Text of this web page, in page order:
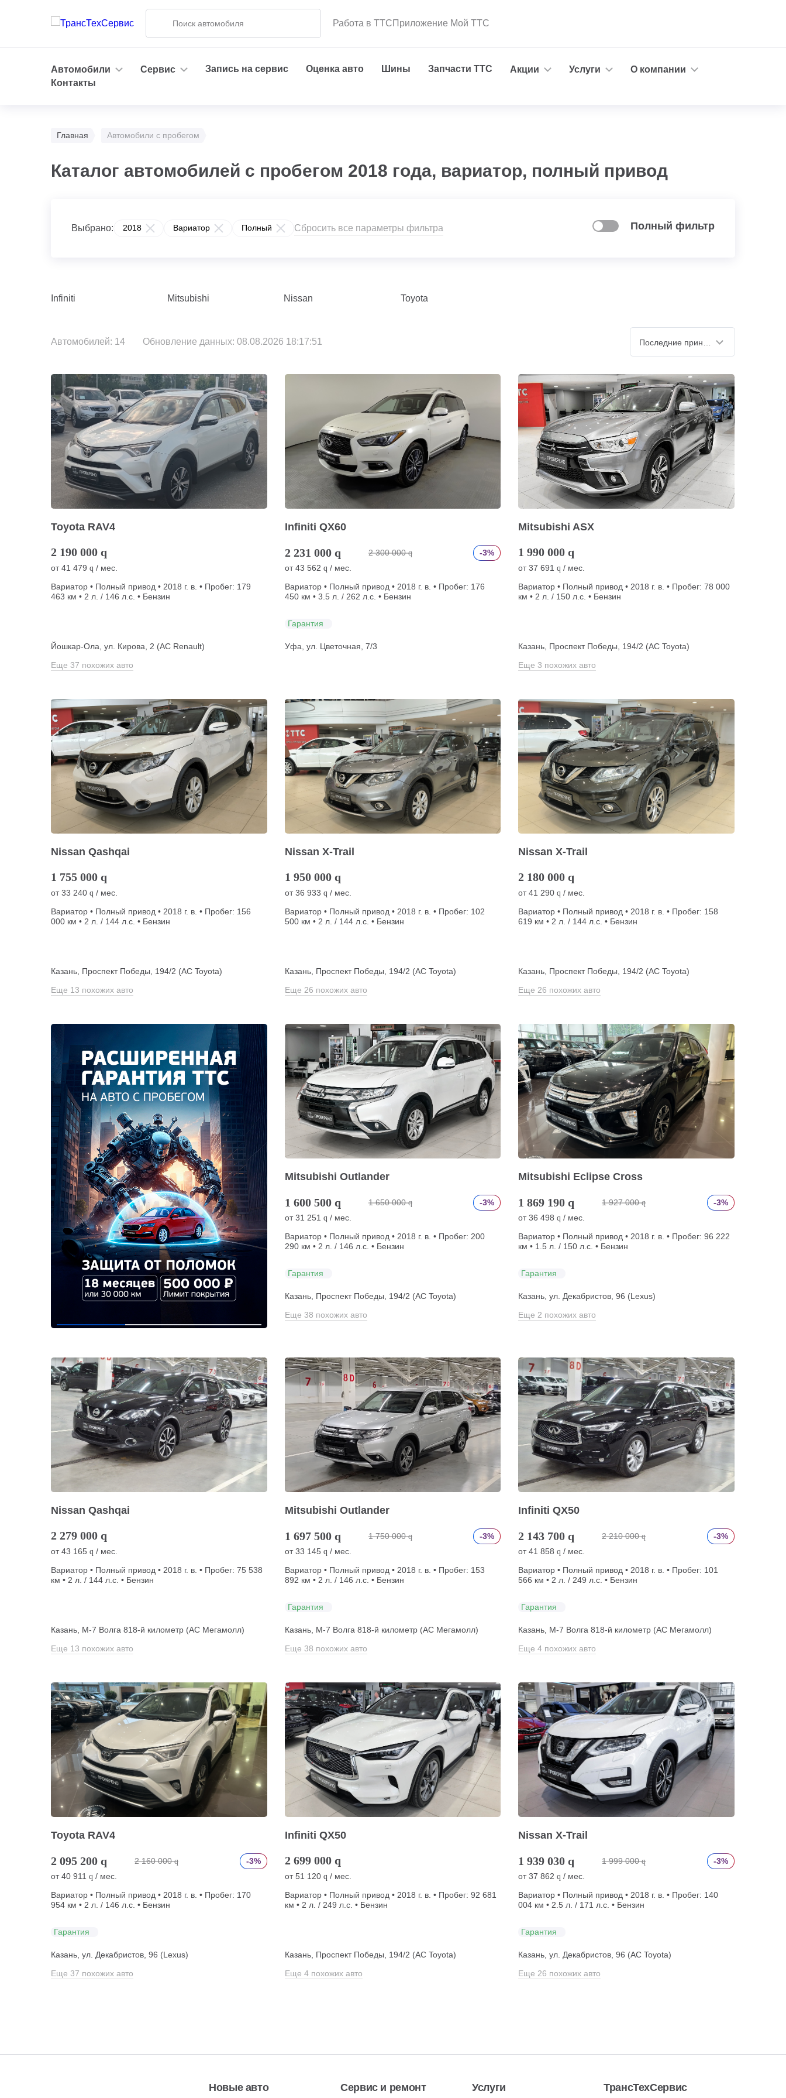
Работа в ТТСПриложение Мой ТТС
Автомобили Сервис Запись на сервис Оценка авто Шины Запчасти ТТС Акции Услуги
О компании
Контакты
Главная Автомобили с пробегом
Каталог автомобилей с пробегом 2018 года, вариатор, полный привод
Выбрано: 2018 Вариатор Полный Сбросить все параметры фильтра Полный фильтр
Infiniti Mitsubishi Nissan Toyota
Автомобилей: 14 Обновление данных: 08.08.2026 18:17:51
Toyota RAV4
2 190 000 q
от41 479 q / мес.
Вариатор • Полный привод • 2018 г. в. • Пробег: 179
463 км • 2 л. / 146 л.с. • Бензин
Йошкар-Ола, ул. Кирова, 2 (АС Renault)
Еще 37 похожих авто
Infiniti QX60
2 231 000 q 2 300 000 q
-3%
от43 562 q / мес.
Вариатор • Полный привод • 2018 г. в. • Пробег: 176
450 км • 3.5 л. / 262 л.с. • Бензин
Гарантия
Уфа, ул. Цветочная, 7/3
Mitsubishi ASX
1 990 000 q
от37 691 q / мес.
Вариатор • Полный привод • 2018 г. в. • Пробег: 78 000
км • 2 л. / 150 л.с. • Бензин
Казань, Проспект Победы, 194/2 (АС Toyota)
Еще 3 похожих авто
Nissan Qashqai
1 755 000 q
от33 240 q / мес.
Вариатор • Полный привод • 2018 г. в. • Пробег: 156
000 км • 2 л. / 144 л.с. • Бензин
Казань, Проспект Победы, 194/2 (АС Toyota)
Еще 13 похожих авто
Nissan X-Trail
1 950 000 q
от36 933 q / мес.
Вариатор • Полный привод • 2018 г. в. • Пробег: 102
500 км • 2 л. / 144 л.с. • Бензин
Казань, Проспект Победы, 194/2 (АС Toyota)
Еще 26 похожих авто
Nissan X-Trail
2 180 000 q
от41 290 q / мес.
Вариатор • Полный привод • 2018 г. в. • Пробег: 158
619 км • 2 л. / 144 л.с. • Бензин
Казань, Проспект Победы, 194/2 (АС Toyota)
Еще 26 похожих авто
Mitsubishi Outlander
1 600 500 q 1 650 000 q
-3%
от31 251 q / мес.
Вариатор • Полный привод • 2018 г. в. • Пробег: 200
290 км • 2 л. / 146 л.с. • Бензин
Гарантия
Казань, Проспект Победы, 194/2 (АС Toyota)
Еще 38 похожих авто
Mitsubishi Eclipse Cross
1 869 190 q 1 927 000 q
-3%
от36 498 q / мес.
Вариатор • Полный привод • 2018 г. в. • Пробег: 96 222
км • 1.5 л. / 150 л.с. • Бензин
Гарантия
Казань, ул. Декабристов, 96 (Lexus)
Еще 2 похожих авто
Nissan Qashqai
2 279 000 q
от43 165 q / мес.
Вариатор • Полный привод • 2018 г. в. • Пробег: 75 538
км • 2 л. / 144 л.с. • Бензин
Казань, М-7 Волга 818-й километр (АС Мегамолл)
Еще 13 похожих авто
Mitsubishi Outlander
1 697 500 q 1 750 000 q
-3%
от33 145 q / мес.
Вариатор • Полный привод • 2018 г. в. • Пробег: 153
892 км • 2 л. / 146 л.с. • Бензин
Гарантия
Казань, М-7 Волга 818-й километр (АС Мегамолл)
Еще 38 похожих авто
Infiniti QX50
2 143 700 q 2 210 000 q
-3%
от41 858 q / мес.
Вариатор • Полный привод • 2018 г. в. • Пробег: 101
566 км • 2 л. / 249 л.с. • Бензин
Гарантия
Казань, М-7 Волга 818-й километр (АС Мегамолл)
Еще 4 похожих авто
Toyota RAV4
2 095 200 q 2 160 000 q
-3%
от40 911 q / мес.
Вариатор • Полный привод • 2018 г. в. • Пробег: 170
954 км • 2 л. / 146 л.с. • Бензин
Гарантия
Казань, ул. Декабристов, 96 (Lexus)
Еще 37 похожих авто
Infiniti QX50
2 699 000 q
от51 120 q / мес.
Вариатор • Полный привод • 2018 г. в. • Пробег: 92 681
км • 2 л. / 249 л.с. • Бензин
Казань, Проспект Победы, 194/2 (АС Toyota)
Еще 4 похожих авто
Nissan X-Trail
1 939 030 q 1 999 000 q
-3%
от37 862 q / мес.
Вариатор • Полный привод • 2018 г. в. • Пробег: 140
004 км • 2.5 л. / 171 л.с. • Бензин
Гарантия
Казань, ул. Декабристов, 96 (АС Toyota)
Еще 26 похожих авто
Новые авто Сервис и ремонт Услуги ТрансТехСервис